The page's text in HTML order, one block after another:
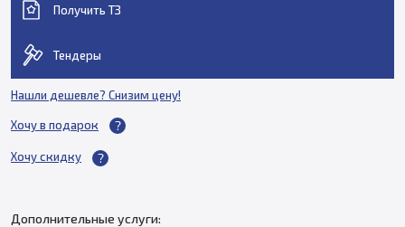
Получить ТЗ
Тендеры
Нашли дешевле? Снизим цену!
Хочу в подарок
Хочу скидку
Дополнительные услуги: